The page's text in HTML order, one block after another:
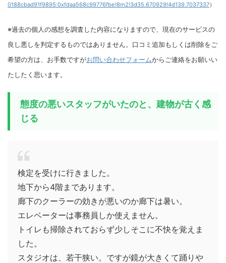
0188cbad91f9895:0xfdaa568c99776fbe!8m2!3d35.670929!4d139.7037337）
※過去の個人の感想を調査した内容になりますので、現在のサービスの
良し悪しを判定するものではありません。口コミ追加もしくは削除をご
希望の方は、お手数ですがお問い合わせフォームからご連絡をお願いい
たしたく思います。
態度の悪いスタッフがいたのと、建物が古く感
じる
検定を受けに行きました。
地下から4階まであります。
廊下のクーラーの効きが悪いのか廊下は暑い。
エレベーターは事務員しか使えません。
トイレも掃除されておらず少しそこに不快を覚えま
した。
スタジオは、若干狭い。ですが鏡が大きくて踊りや